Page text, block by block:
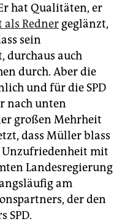
hat Qualitäten, er
Redner geglänzt,
sein
durchaus auch
durch. Aber die
und für die SPD
nach unten
großen Mehrheit
dass Müller blass
mit
Landesregierung
am
der den
SPD.